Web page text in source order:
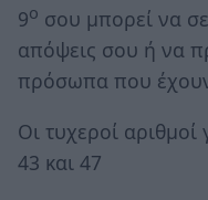
9ο σου μπορεί να
απόψεις σου ή να
πρόσωπα που
Οι τυχεροί
43 και 47